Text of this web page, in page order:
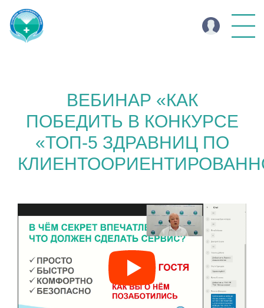
ВЕБИНАР «КАК
ПОБЕДИТЬ В КОНКУРСЕ
«ТОП-5 ЗДРАВНИЦ ПО